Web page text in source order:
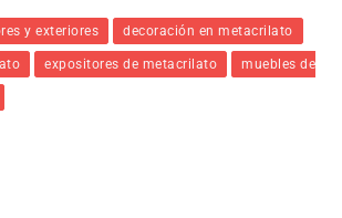
y exteriores decoración en metacrilato
expositores de metacrilato muebles de